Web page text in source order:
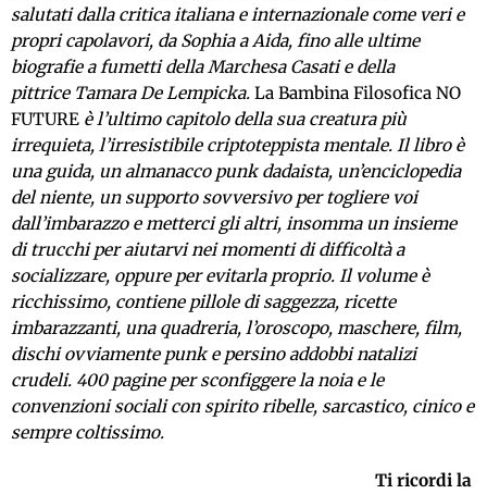
salutati dalla critica italiana e internazionale come veri e
propri capolavori, da Sophia a Aida, fino alle ultime
biografie a fumetti della Marchesa Casati e della
pittrice Tamara De Lempicka. La Bambina Filosofica NO
FUTURE è l’ultimo capitolo della sua creatura più
irrequieta, l’irresistibile criptoteppista mentale. Il libro è
una guida, un almanacco punk dadaista, un’enciclopedia
del niente, un supporto sovversivo per togliere voi
dall’imbarazzo e metterci gli altri, insomma un insieme
di trucchi per aiutarvi nei momenti di difficoltà a
socializzare, oppure per evitarla proprio. Il volume è
ricchissimo, contiene pillole di saggezza, ricette
imbarazzanti, una quadreria, l’oroscopo, maschere, film,
dischi ovviamente punk e persino addobbi natalizi
crudeli. 400 pagine per sconfiggere la noia e le
convenzioni sociali con spirito ribelle, sarcastico, cinico e
sempre coltissimo.
Ti ricordi la